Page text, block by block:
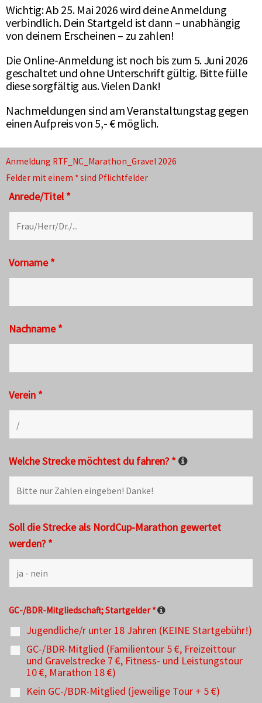
Wichtig: Ab 25. Mai 2026 wird deine Anmeldung
verbindlich. Dein Startgeld ist dann – unabhängig
von deinem Erscheinen – zu zahlen!
Die Online-Anmeldung ist noch bis zum 5. Juni 2026
geschaltet und ohne Unterschrift gültig. Bitte fülle
diese sorgfältig aus. Vielen Dank!
Nachmeldungen sind am Veranstaltungstag gegen
einen Aufpreis von 5,- € möglich.
Anmeldung RTF_NC_Marathon_Gravel 2026
Felder mit einem *sind Pflichtfelder
Anrede/Titel*
Vorname*
Nachname*
Verein *
Welche Strecke möchtest du fahren?*
Soll die Strecke als NordCup-Marathon gewertet
werden?*
GC-/BDR-Mitgliedschaft; Startgelder*
Jugendliche/r unter 18 Jahren (KEINE Startgebühr!)
GC-/BDR-Mitglied (Familientour 5 €, Freizeittour
und Gravelstrecke 7 €, Fitness- und Leistungstour
10 €, Marathon 18 €)
Kein GC-/BDR-Mitglied (jeweilige Tour + 5 €)